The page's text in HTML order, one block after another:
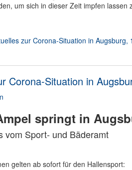
um sich in dieser Zeit impfen
zur Corona-Situation in Augsburg,
Corona-Situation in
springt in
vom Sport- und Bäderamt
gelten ab sofort für den Hallensport: